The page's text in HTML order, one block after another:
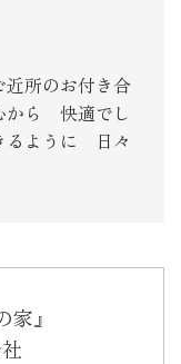
所のお付き合
から 快適でし
るように 日々
』